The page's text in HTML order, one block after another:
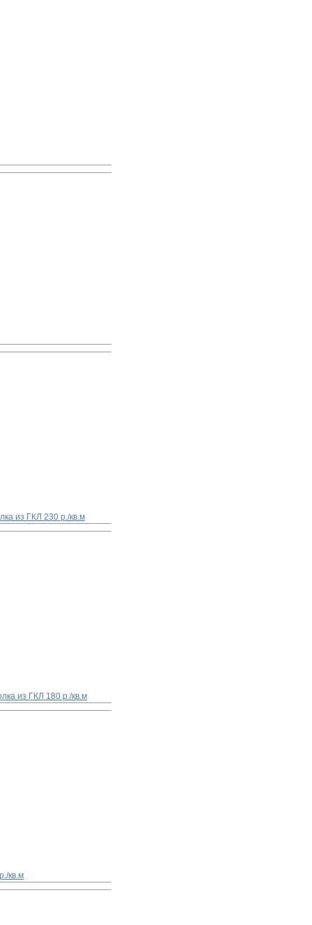
из ГКЛ 230 р./кв.м
из ГКЛ 180 р./кв.м
кв.м